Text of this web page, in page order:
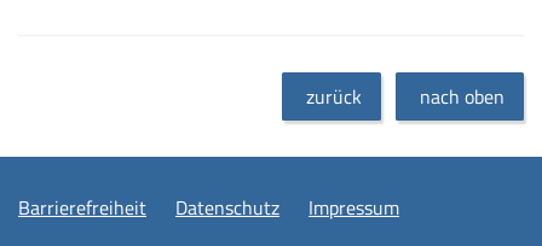
zurück nach oben
Barrierefreiheit Datenschutz Impressum